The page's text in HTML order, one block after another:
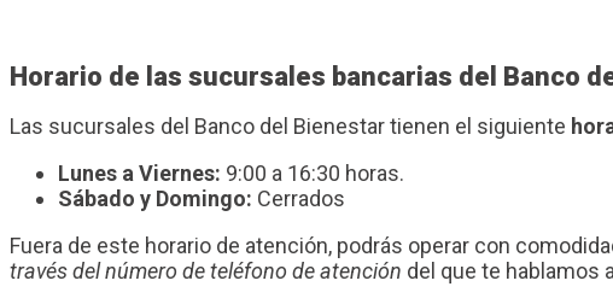
Horario de las sucursales bancarias del Banco
Las sucursales del Banco del Bienestar tienen el siguiente
Lunes a Viernes: 9:00 a 16:30 horas.
Sábado y Domingo: Cerrados
Fuera de este horario de atención, podrás operar con
través del número de teléfono de atención del que te hablamos